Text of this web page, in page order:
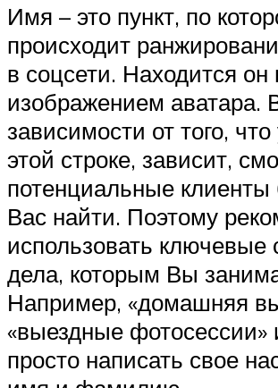
Имя – это пункт, по
происходит
в соцсети. Находится
изображением аватара.
зависимости от того, что
этой строке, зависит,
потенциальные клиенты
Вас найти. Поэтому
использовать ключевые
дела, которым Вы
Например, «домашняя
«выездные фотосессии»
просто написать свое